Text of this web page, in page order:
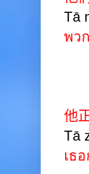
Tā
พว
他
Tā
เธ